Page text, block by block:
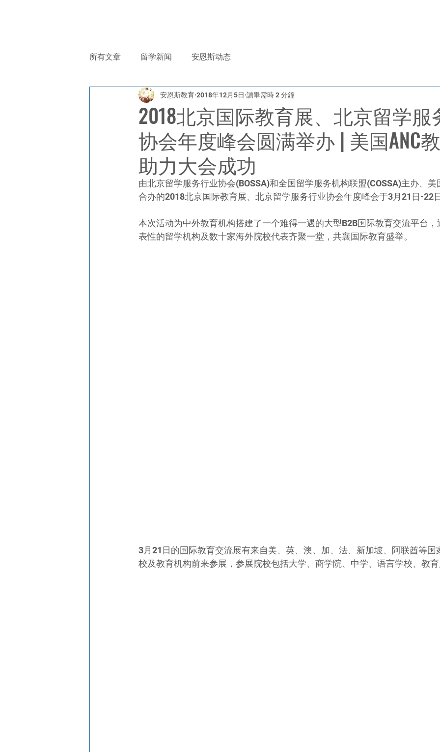
所有文章 留学新闻 安恩斯动态
2018北京国际教育展、北京留学服
协会年度峰会圆满举办 | 美国ANC
助力大会成功
安恩斯教育 2018年12月5日 讀畢需時 2 分鐘
由北京留学服务行业协会(BOSSA)和全国留学服务机构联盟(COSSA)主办、
合办的2018北京国际教育展、北京留学服务行业协会年度峰会于3月21日-22
本次活动为中外教育机构搭建了一个难得一遇的大型B2B国际教育交流平台
表性的留学机构及数十家海外院校代表齐聚一堂，共襄国际教育盛举。
3月21日的国际教育交流展有来自美、英、澳、加、法、新加坡、阿联酋等国
校及教育机构前来参展，参展院校包括大学、商学院、中学、语言学校、教